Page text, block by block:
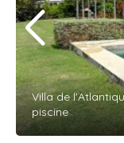
Villa de
piscine